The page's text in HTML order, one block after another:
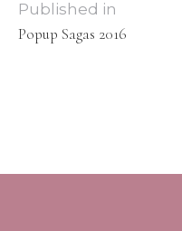
Published in
Popup Sagas 2016